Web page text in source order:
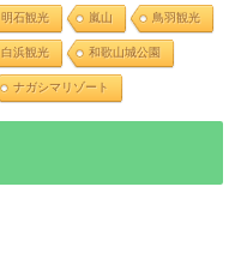
明石観光 嵐山 鳥羽観光
白浜観光 和歌山城公園
ナガシマリゾート